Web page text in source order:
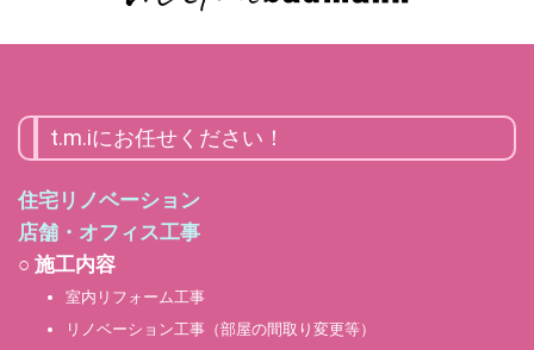
t.m.iにお任せください！
住宅リノベーション
店舗・オフィス工事
○ 施工内容
室内リフォーム工事
リノベーション工事（部屋の間取り変更等）